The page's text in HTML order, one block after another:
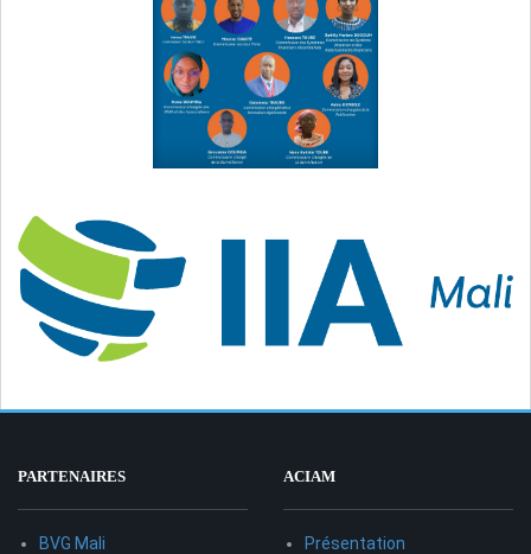
PARTENAIRES
BVG Mali
ACIAM
Présentation